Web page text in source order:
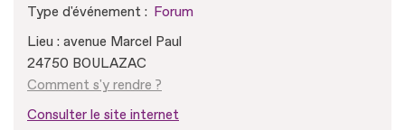
Type d'événement : Forum
Lieu : avenue Marcel Paul
24750 BOULAZAC
Comment s'y rendre ?
Consulter le site internet